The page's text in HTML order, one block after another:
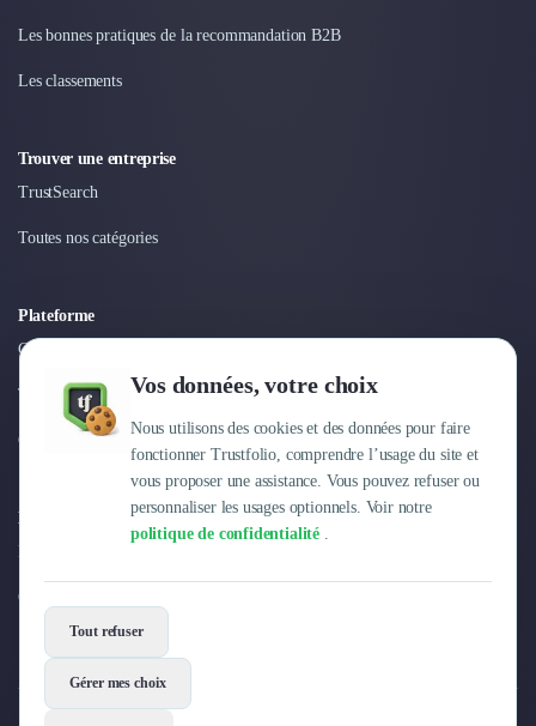
Vos données, votre choix
Nous utilisons des cookies et des données pour faire
fonctionner Trustfolio, comprendre l’usage du site et
vous proposer une assistance. Vous pouvez refuser ou
personnaliser les usages optionnels. Voir notre
politique de confidentialité .
Tout refuser
Gérer mes choix
Développement d'Application Mobile
Développement E-commerce
Logiciel E-Commerce
Intelligence Artificielle (IA)
Bureaux d'Entreprise
Impression
Logistique
Traduction
Traiteur & Restauration
Conception & Aménagement de Bureaux
Sourcing et Imports
Office Management
Développement à l'international
Accélérateurs et incubateurs
Autres
Réhabilitation et maintenance
Gestion Immobilière
Logiciel PropTech
Courtage en Energie
Désinfection & décontamination
Les bonnes pratiques de la recommandation B2B
Les classements
Trouver une entreprise
TrustSearch
Toutes nos catégories
Plateforme
Connexion
Tarifs
Centre d'aide
Entreprise
Pourquoi Trustfolio ?
Offres d'emploi